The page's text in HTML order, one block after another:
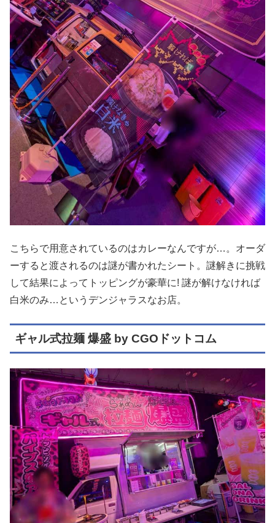
こちらで用意されているのはカレーなんですが…。オーダ
ーすると渡されるのは謎が書かれたシート。謎解きに挑戦
して結果によってトッピングが豪華に! 謎が解けなければ
白米のみ…というデンジャラスなお店。
ギャル式拉麺 爆盛 by CGOドットコム